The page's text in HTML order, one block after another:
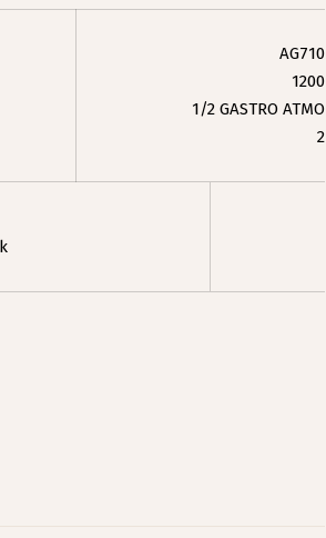
AG710
1200
1/2 GASTRO ATMO
2